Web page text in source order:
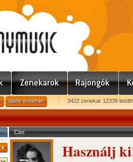
3422 zenekar 12339
Cím
Használj